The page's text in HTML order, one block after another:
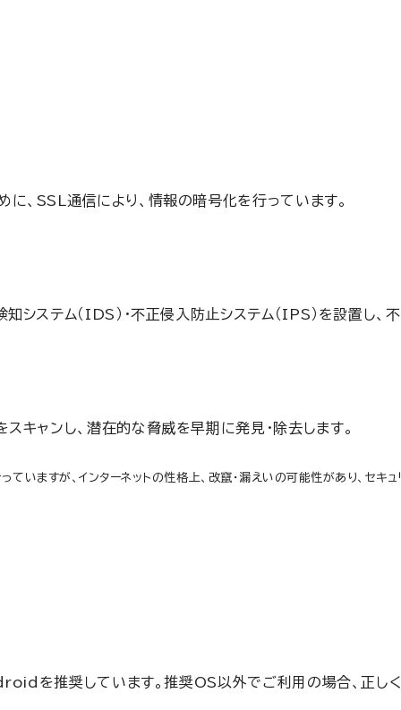
、SSL通信により、情報の暗号化を行っています。
システム（IDS）・不正侵入防止システム（IPS）を設置し、
キャンし、潜在的な脅威を早期に発見・除去します。
いますが、インターネットの性格上、改竄・漏えいの可能性があり、セ
を推奨しています。推奨OS以外でご利用の場合、正しく